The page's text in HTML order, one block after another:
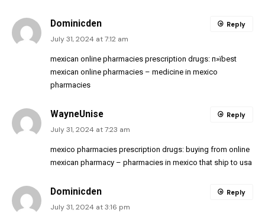
Dominicden
July 31, 2024 at 7:12 am
mexican online pharmacies prescription drugs: п»їbest
mexican online pharmacies – medicine in mexico
pharmacies
Reply
WayneUnise
July 31, 2024 at 7:23 am
mexico pharmacies prescription drugs: buying from online
mexican pharmacy – pharmacies in mexico that ship to usa
Reply
Dominicden
July 31, 2024 at 3:16 pm
Reply